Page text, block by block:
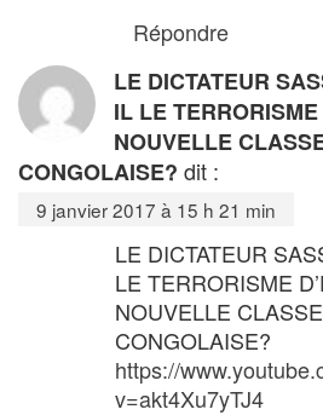
Répondre
LE DICTATEUR
IL LE
NOUVELLE
CONGOLAISE? dit :
9 janvier 2017 à 15 h 21 min
LE DICTATEUR
LE TERRORISME
NOUVELLE
CONGOLAISE?
https://
v=akt4Xu7yTJ4